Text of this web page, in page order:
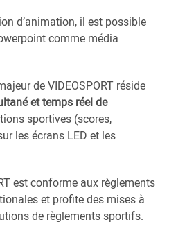
d’animation, il est possible
comme média
de VIDEOSPORT réside
et temps réel de
sportives (scores,
les écrans LED et les
est conforme aux règlements
et profite des mises à
de règlements sportifs.